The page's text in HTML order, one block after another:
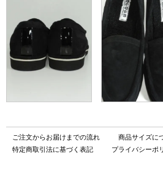
ご注文からお届けまでの流れ
商品サイズに
特定商取引法に基づく表記
プライバシーポ